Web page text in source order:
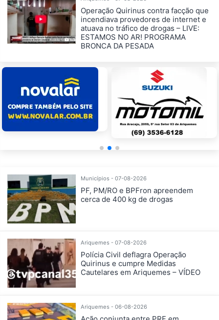
Operação Quirinus contra facção que
incendiava provedores de internet e
atuava no tráfico de drogas – LIVE:
ESTAMOS NO AR! PROGRAMA
BRONCA DA PESADA
Municípios - 07-08-2026
PF, PM/RO e BPFron apreendem
cerca de 400 kg de drogas
Ariquemes - 07-08-2026
Polícia Civil deflagra Operação
Quirinus e cumpre Medidas
Cautelares em Ariquemes – VÍDEO
Ariquemes - 06-08-2026